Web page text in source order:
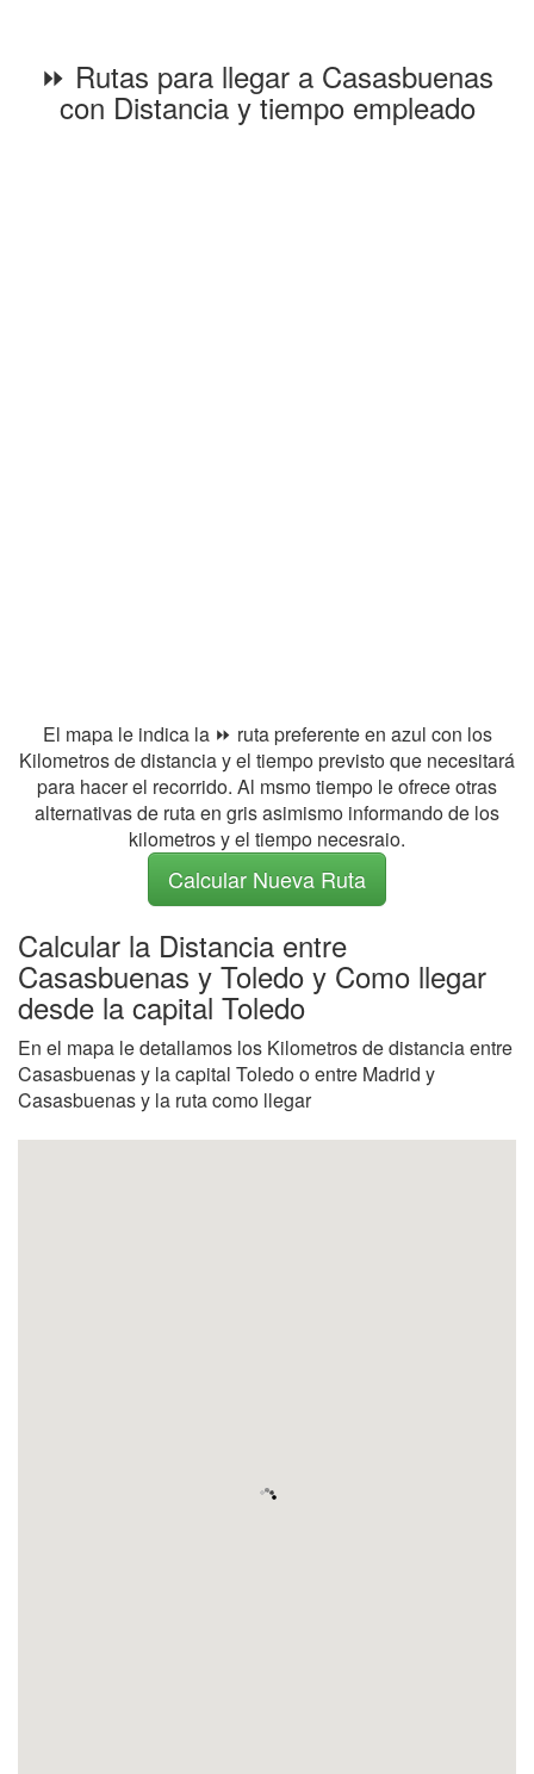
⏩ Rutas para llegar a Casasbuenas
con Distancia y tiempo empleado
El mapa le indica la ⏩ ruta preferente en azul con los
Kilometros de distancia y el tiempo previsto que necesitará
para hacer el recorrido. Al msmo tiempo le ofrece otras
alternativas de ruta en gris asimismo informando de los
kilometros y el tiempo necesraio.
Calcular Nueva Ruta
Calcular la Distancia entre
Casasbuenas y Toledo y Como llegar
desde la capital Toledo
En el mapa le detallamos los Kilometros de distancia entre
Casasbuenas y la capital Toledo o entre Madrid y
Casasbuenas y la ruta como llegar